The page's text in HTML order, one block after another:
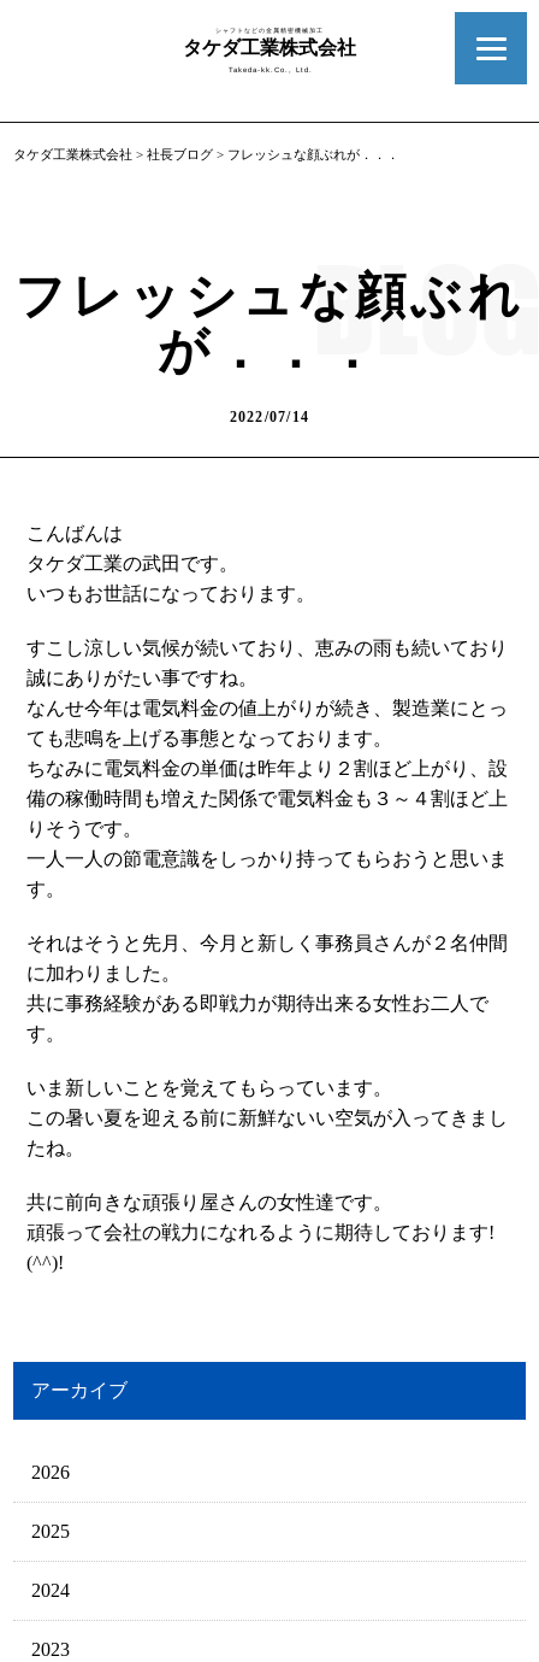
シャフトなどの金属精密機械加工
タケダ工業株式会社
Takeda-kk.Co., Ltd.
タケダ工業株式会社 >社長ブログ > フレッシュな顔ぶれが．．．
フレッシュな顔ぶれ
が．．．
2022/07/14
こんばんは
タケダ工業の武田です。
いつもお世話になっております。
すこし涼しい気候が続いており、恵みの雨も続いており
誠にありがたい事ですね。
なんせ今年は電気料金の値上がりが続き、製造業にとっ
ても悲鳴を上げる事態となっております。
ちなみに電気料金の単価は昨年より２割ほど上がり、設
備の稼働時間も増えた関係で電気料金も３～４割ほど上
りそうです。
一人一人の節電意識をしっかり持ってもらおうと思いま
す。
それはそうと先月、今月と新しく事務員さんが２名仲間
に加わりました。
共に事務経験がある即戦力が期待出来る女性お二人で
す。
いま新しいことを覚えてもらっています。
この暑い夏を迎える前に新鮮ないい空気が入ってきまし
たね。
共に前向きな頑張り屋さんの女性達です。
頑張って会社の戦力になれるように期待しております!
(^^)!
アーカイブ
2026
2025
2024
2023